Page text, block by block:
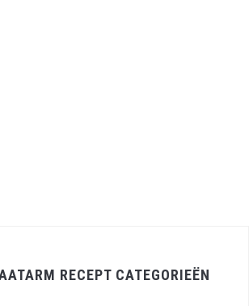
RECEPT CATEGORIEËN